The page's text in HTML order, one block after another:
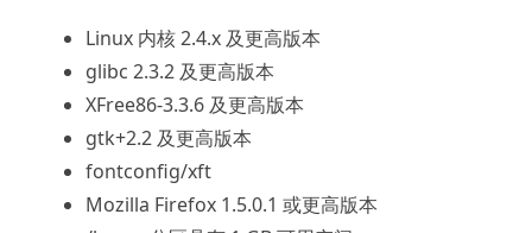
Linux 内核 2.4.x 及更高版本
glibc 2.3.2 及更高版本
XFree86-3.3.6 及更高版本
gtk+2.2 及更高版本
fontconfig/xft
Mozilla Firefox 1.5.0.1 或更高版本